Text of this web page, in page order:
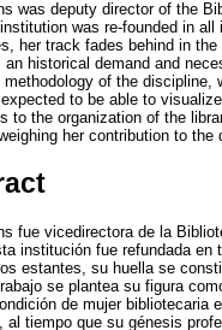
was deputy director of the
was re-founded in
her track fades behind in
historical demand and
of the discipline,
to be able to
to the organization of the
her contribution to
fue vicedirectora de la
institución fue refundada
estantes, su huella se
se plantea su figura
de mujer bibliotecaria
al tiempo que su génesis